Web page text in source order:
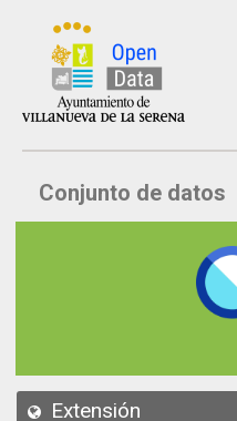
Inicio
Datos
API
Conjunto de datos
Extensión